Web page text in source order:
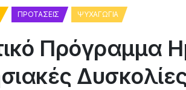
ΠΡΟΤΆΣΕΙΣ ΨΥΧΑΓΩΓΊΑ
Πρόγραμμα